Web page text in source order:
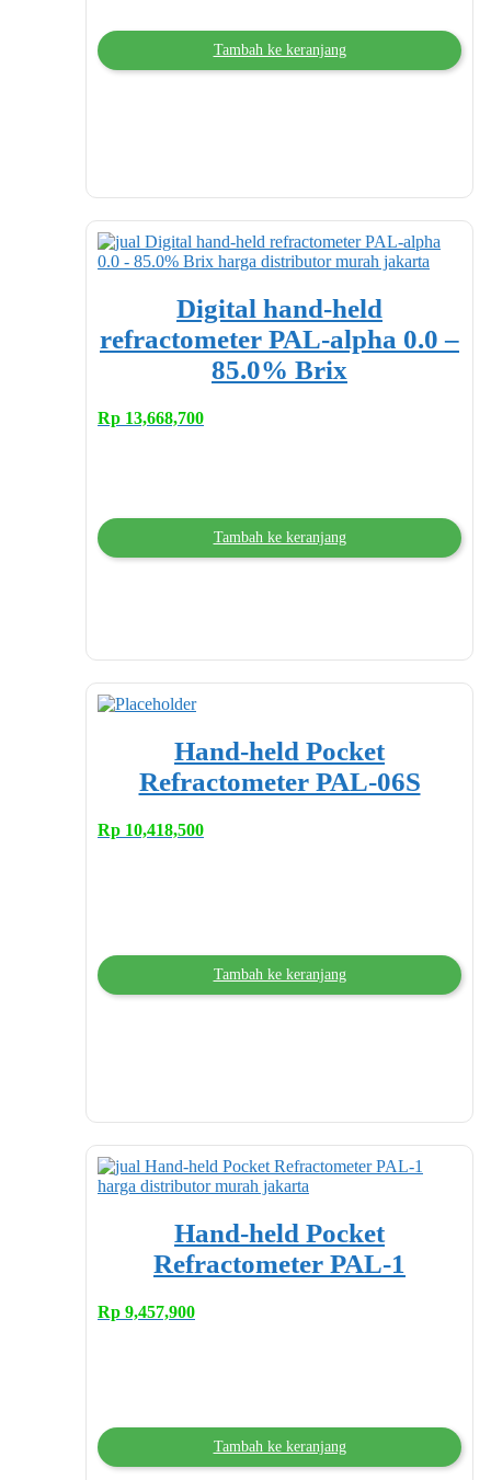
Tambah ke keranjang
Digital hand-held
refractometer PAL-alpha 0.0 –
85.0% Brix
Rp 13,668,700
Tambah ke keranjang
Hand-held Pocket
Refractometer PAL-06S
Rp 10,418,500
Tambah ke keranjang
Hand-held Pocket
Refractometer PAL-1
Rp 9,457,900
Tambah ke keranjang